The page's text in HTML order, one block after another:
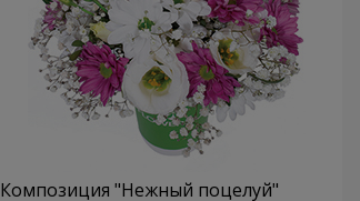
Композиция "Нежный поцелуй"